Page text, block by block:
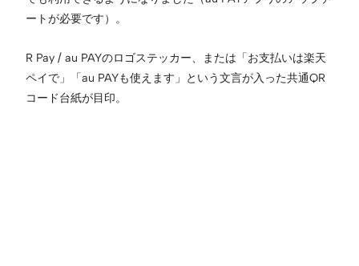
ートが必要です）。
R Pay / au PAYのロゴステッカー、または「お支払いは楽天
ペイで」「au PAYも使えます」という文言が入った共通QR
コード台紙が目印。